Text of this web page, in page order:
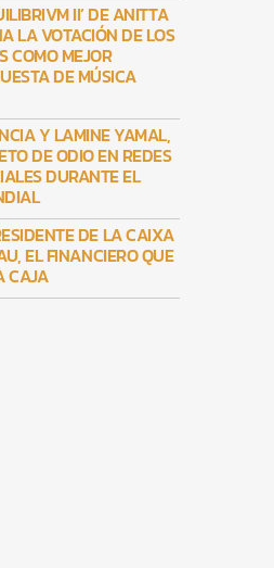
II’ DE ANITTA
LA VOTACIÓN DE LOS
COMO MEJOR
DE MÚSICA
Y LAMINE YAMAL,
DE ODIO EN REDES
DURANTE EL
DE LA CAIXA
EL FINANCIERO QUE
CAJA